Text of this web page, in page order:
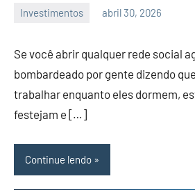
Investimentos abril 30, 2026
Se você abrir qualquer rede social
bombardeado por gente dizendo
trabalhar enquanto eles dormem,
festejam e […]
Continue lendo